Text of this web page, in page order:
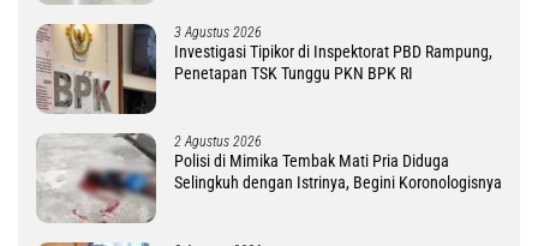
3 Agustus 2026
Investigasi Tipikor di Inspektorat PBD Rampung,
Penetapan TSK Tunggu PKN BPK RI
2 Agustus 2026
Polisi di Mimika Tembak Mati Pria Diduga
Selingkuh dengan Istrinya, Begini Koronologisnya